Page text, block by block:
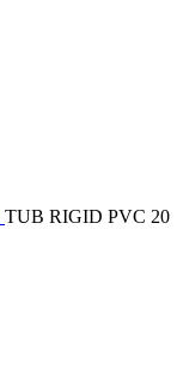
TUB RIGID PVC 20